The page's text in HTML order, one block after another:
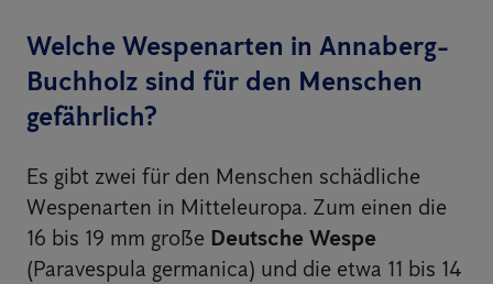
Welche Wespenarten in Annaberg-
Buchholz sind für den Menschen
gefährlich?
Es gibt zwei für den Menschen schädliche
Wespenarten in Mitteleuropa. Zum einen die
16 bis 19 mm große Deutsche Wespe
(Paravespula germanica) und die etwa 11 bis 14